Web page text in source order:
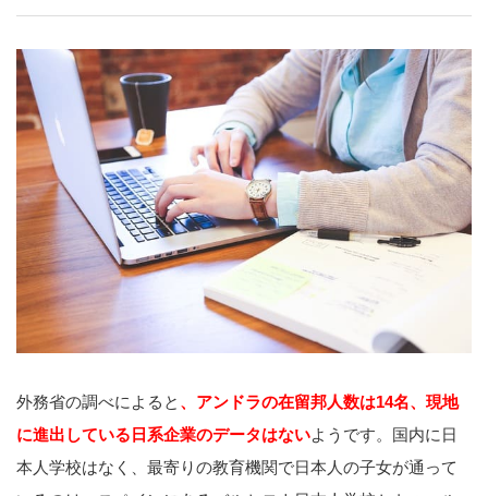
外務省の調べによると 、アンドラの在留邦人数は14名、現地
に進出している日系企業のデータはないようです。国内に日
本人学校はなく、最寄りの教育機関で日本人の子女が通って